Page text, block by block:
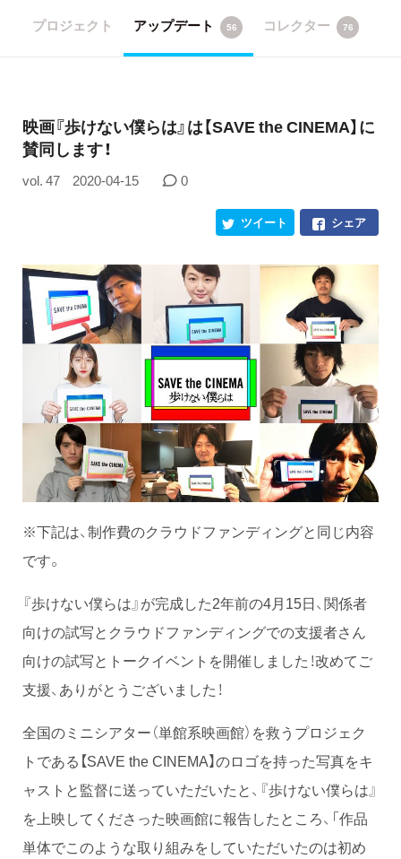
プロジェクト アップデート 56 コレクター 76
映画『歩けない僕らは』は【SAVE the CINEMA】に
賛同します！
vol. 47 2020-04-15 0
シェア
ツイート
※下記は、制作費のクラウドファンディングと同じ内容
です。
『歩けない僕らは』が完成した2年前の4月15日、関係者
向けの試写とクラウドファンディングでの支援者さん
向けの試写とトークイベントを開催しました！改めてご
支援、ありがとうございました！
全国のミニシアター（単館系映画館）を救うプロジェク
トである【SAVE the CINEMA】のロゴを持った写真をキ
ャストと監督に送っていただいたと、『歩けない僕らは』
を上映してくださった映画館に報告したところ、「作品
単体でこのような取り組みをしていただいたのは初め